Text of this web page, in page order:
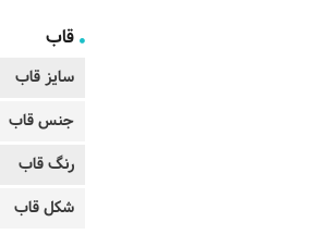
قاب
سایز قاب
جنس قاب
رنگ قاب
شکل قاب